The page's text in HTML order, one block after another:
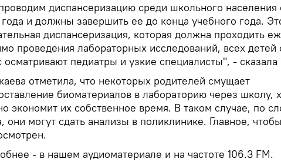
диспансеризацию среди школьного населения
и должны завершить ее до конца учебного года.
диспансеризация, которая должна проходить
проведения лабораторных исследований, всех детей
осматривают педиатры и узкие специалисты", - сказала
отметила, что некоторых родителей смущает
биоматериалов в лабораторию через школу,
экономит их собственное время. В таком случае, по
они могут сдать анализы в поликлинике. Главное,
- в нашем аудиоматериале и на частоте 106.3 FM.